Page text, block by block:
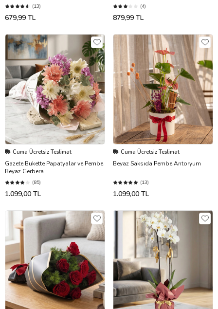
(13)
679,99 TL
(4)
879,99 TL
Cuma Ücretsiz Teslimat
Gazete Bukette Papatyalar ve Pembe
Beyaz Gerbera
(85)
1.099,00 TL
Cuma Ücretsiz Teslimat
Beyaz Saksıda Pembe Antoryum
(13)
1.099,00 TL